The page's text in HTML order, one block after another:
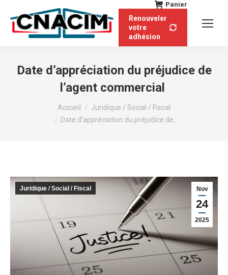
Panier
Renouveler
votre
adhésion
Date d’appréciation du préjudice de
l’agent commercial
Vous êtes ici :Accueil
Juridique / Social / Fiscal
Date d’appréciation du préjudice de…
Nov
24
2025
Juridique / Social / Fiscal